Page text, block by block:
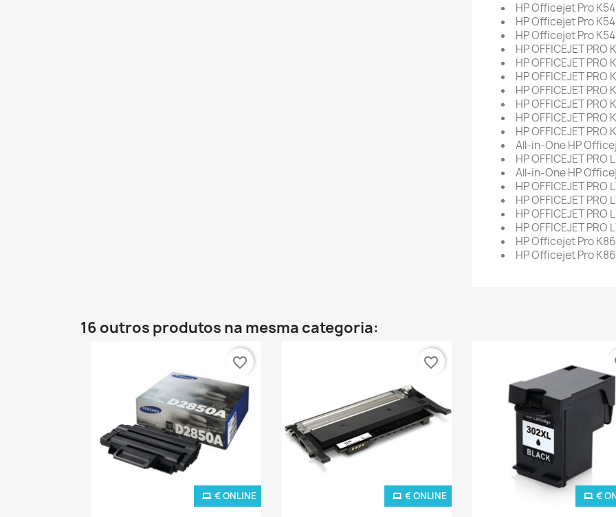
HP Officejet Pro
HP Officejet Pro
HP Officejet Pro
HP OFFICEJET PRO
HP OFFICEJET PRO
HP OFFICEJET PRO
HP OFFICEJET PRO
HP OFFICEJET PRO
HP OFFICEJET PRO
HP OFFICEJET PRO
All-in-One HP
HP OFFICEJET
All-in-One HP
HP OFFICEJET
HP OFFICEJET PRO
HP OFFICEJET PRO
HP OFFICEJET PRO
HP Officejet Pro
HP Officejet Pro
16 outros produtos na mesma categoria:
€ ONLINE
favorite_border
€ ONLINE
favorite_border
€